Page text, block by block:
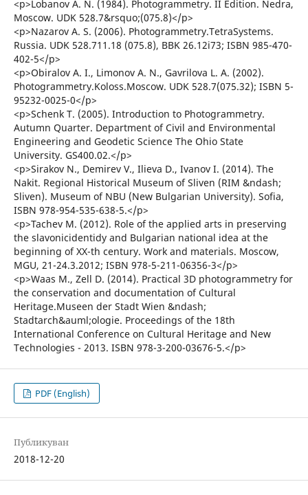
<p>Lobanov A. N. (1984). Photogrammetry. II Edition. Nedra,
Moscow. UDK 528.7&rsquo;(075.8)</p>
<p>Nazarov A. S. (2006). Photogrammetry.TetraSystems.
Russia. UDK 528.711.18 (075.8), BBK 26.12i73; ISBN 985-470-
402-5</p>
<p>Obiralov A. I., Limonov A. N., Gavrilova L. A. (2002).
Photogrammetry.Koloss.Moscow. UDK 528.7(075.32); ISBN 5-
95232-0025-0</p>
<p>Schenk T. (2005). Introduction to Photogrammetry.
Autumn Quarter. Department of Civil and Environmental
Engineering and Geodetic Science The Ohio State
University. GS400.02.</p>
<p>Sirakov N., Demirev V., Ilieva D., Ivanov I. (2014). The
Nakit. Regional Historical Museum of Sliven (RIM &ndash;
Sliven). Museum of NBU (New Bulgarian University). Sofia,
ISBN 978-954-535-638-5.</p>
<p>Tachev M. (2012). Role of the applied arts in preserving
the slavonicidentidy and Bulgarian national idea at the
beginning of XX-th century. Work and materials. Moscow,
MGU, 21-24.3.2012; ISBN 978-5-211-06356-3</p>
<p>Waas М., Zell D. (2014). Practical 3D photogrammetry for
the conservation and documentation of Cultural
Heritage.Museen der Stadt Wien &ndash;
Stadtarch&auml;ologie. Proceedings of the 18th
International Conference on Cultural Heritage and New
Technologies - 2013. ISBN 978-3-200-03676-5.</p>
PDF (English)
Публикуван
2018-12-20